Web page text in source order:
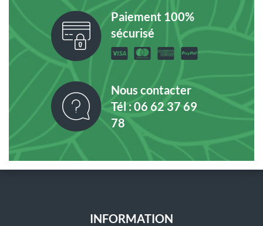
Paiement 100%
sécurisé
Nous contacter
Tél : 06 62 37 69
78
INFORMATION